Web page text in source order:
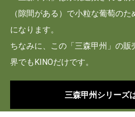
（隙間がある）で小粒な葡萄の
になります。
ちなみに、この「三森甲州」の
界でもKINOだけです。
三森甲州シリーズ